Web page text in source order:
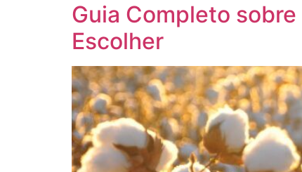
Guia Completo
Escolher